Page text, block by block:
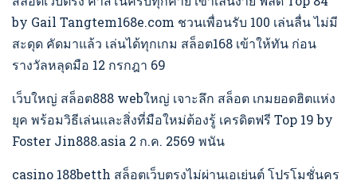
by Gail Tangtem168e.com ชวนเพื่อนรับ 100 เล่นลื่น ไม่มี
สะดุด คัดมาแล้ว เล่นได้ทุกเกม สล็อต168 เข้าให้ทัน ก่อน
รางวัลหลุดมือ 12 กรกฎา 69
เว็บใหญ่ สล็อต888 webใหญ่ เจาะลึก สล็อต เกมยอดฮิตแห่ง
ยุค พร้อมวิธีเล่นและสิ่งที่มือใหม่ต้องรู้ เครดิตฟรี Top 19 by
Foster Jin888.asia 2 ก.ค. 2569 พนัน
casino 188betth สล็อตเว็บตรงไม่ผ่านเอเย่นต์ โปรโมชั่นคร